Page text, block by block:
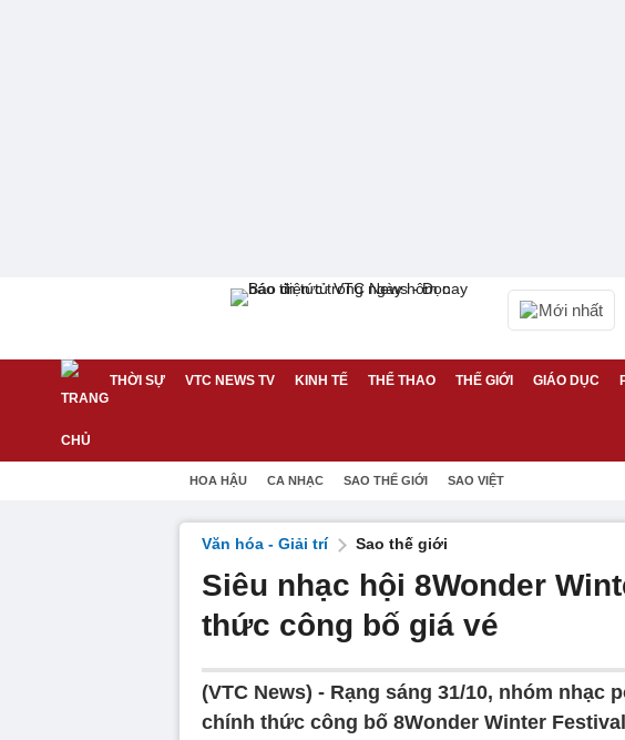
Mới nhất
THỜI SỰ VTC NEWS TV KINH TẾ THỂ THAO THẾ GIỚI GIÁO DỤC
HOA HẬU CA NHẠC SAO THẾ GIỚI SAO VIỆT
Văn hóa - Giải trí Sao thế giới
Siêu nhạc hội 8Wonder
thức công bố giá vé
(VTC News) - Rạng sáng 31/10, nhóm nhạc
chính thức công bố 8Wonder Winter